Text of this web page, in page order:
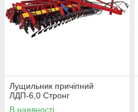
Лущильник причіпний
ЛДП-6,0 Стронг
В наявності